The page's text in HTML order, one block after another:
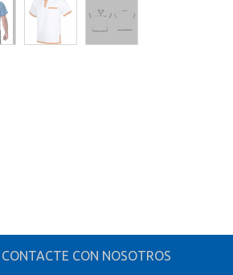
CONTACTE CON NOSOTROS